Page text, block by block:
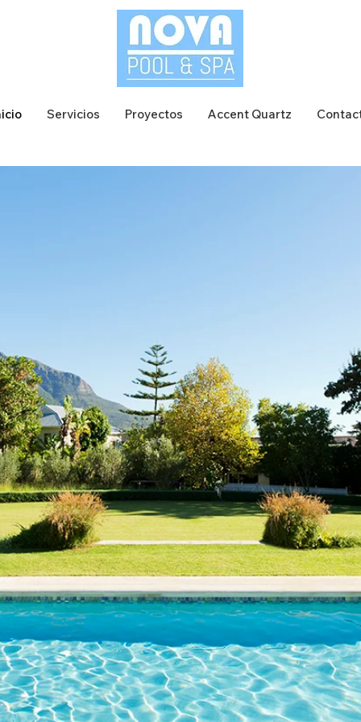
Servicios Proyectos Accent Quartz
de construcción de piscinas de